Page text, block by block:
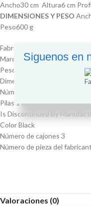
Ancho30 cm Altura6 cm
DIMENSIONES Y PESO
Peso600 g
Fabricante ‎Konica Minolta
Marca ‎Konica-Minolta
Peso del producto ‎5.3 onzas
Dimensiones del producto
Número de modelo del
Pilas ‎1 Iones de litio (Tipo de
Is Discontinued By
Color ‎Black
Número de cajones ‎3
Número de pieza del
Valoraciones (0)
Siguenos en